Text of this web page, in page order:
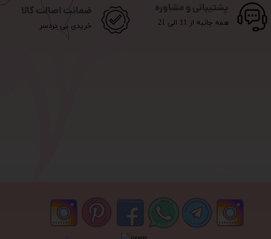
پشتیبانی و مشاوره
همه جانبه از 11 الی 21
ضمانت اصالت کالا
خریدی بی دردسر